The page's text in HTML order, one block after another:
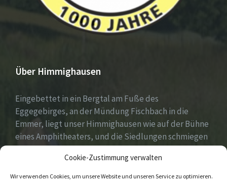
Cookie-Zustimmung verwalten
Wir verwenden Cookies, um unsere Website und unseren Service zu optimieren.
Über Himmighausen
Eingebettet in ein Bergtal am Fuße des
Eggegebirges, an der Mündung Fischbach in die
Emmer, liegt unser Himmighausen wie auf der Bühne
eines Amphitheaters, und die Siedlungen schmiegen
sich an die umgebenden, seit Jahrhunderten mit
Mischwäldern bepflanzten Berge.